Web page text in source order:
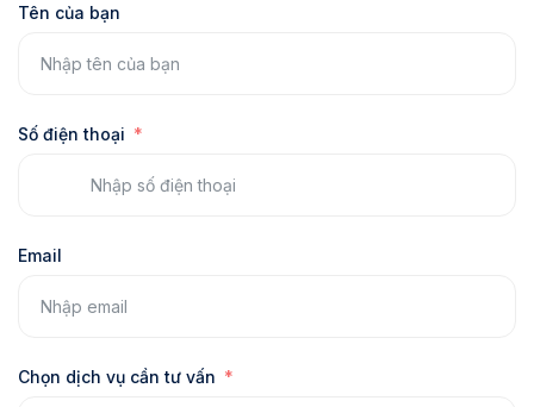
Tên của bạn
Số điện thoại
Email
Chọn dịch vụ cần tư vấn